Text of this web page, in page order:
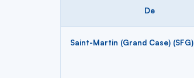
De
Saint-Martin (Grand Case) (SFG)